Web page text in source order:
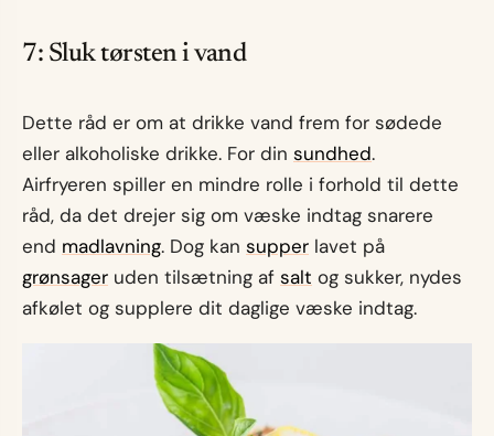
7: Sluk tørsten i vand
Dette råd er om at drikke vand frem for sødede
eller alkoholiske drikke. For din sundhed.
Airfryeren spiller en mindre rolle i forhold til dette
råd, da det drejer sig om væske indtag snarere
end madlavning. Dog kan supper lavet på
grønsager uden tilsætning af salt og sukker, nydes
afkølet og supplere dit daglige væske indtag.